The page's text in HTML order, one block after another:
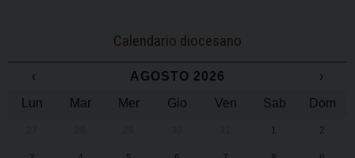
Calendario diocesano
‹ AGOSTO 2026
›
Lun
Mar Mer Gio Ven Sab Dom
1 2